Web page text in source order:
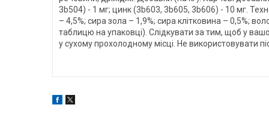
3b504) - 1 мг; цинк (3b603, 3b605, 3b606) - 10 мг.
– 4,5%; сира зола – 1,9%; сира клітковина –
таблицю на упаковці). Слідкувати за тим, щоб у
у сухому прохолодному місці. Не використовувати